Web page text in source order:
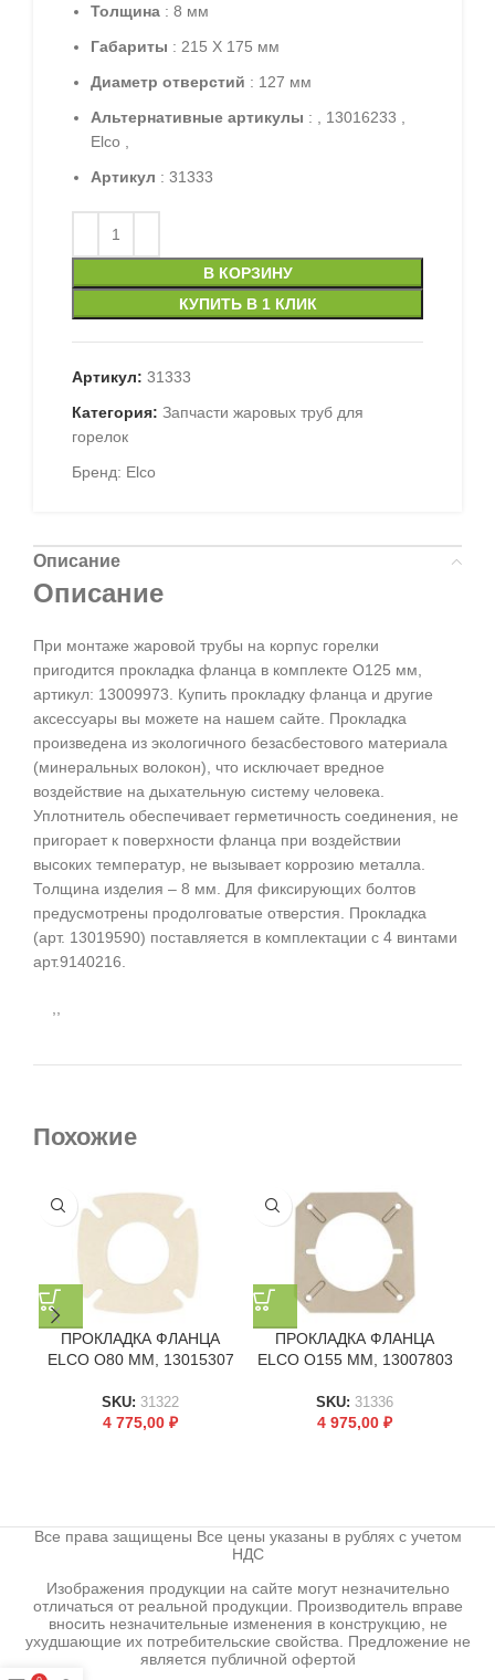
Толщина : 8 мм
Габариты : 215 X 175 мм
Диаметр отверстий : 127 мм
Альтернативные артикулы : , 13016233 ,
Elco ,
Артикул : 31333
В КОРЗИНУ
КУПИТЬ В 1 КЛИК
Артикул: 31333
Категория: Запчасти жаровых труб для
горелок
Бренд: Elco
Описание
Описание
При монтаже жаровой трубы на корпус горелки
пригодится прокладка фланца в комплекте O125 мм,
артикул: 13009973. Купить прокладку фланца и другие
аксессуары вы можете на нашем сайте. Прокладка
произведена из экологичного безасбестового материала
(минеральных волокон), что исключает вредное
воздействие на дыхательную систему человека.
Уплотнитель обеспечивает герметичность соединения, не
пригорает к поверхности фланца при воздействии
высоких температур, не вызывает коррозию металла.
Толщина изделия – 8 мм. Для фиксирующих болтов
предусмотрены продолговатые отверстия. Прокладка
(арт. 13019590) поставляется в комплектации с 4 винтами
арт.9140216.
Похожие
ПРОКЛАДКА ФЛАНЦА
ELCO O80 ММ, 13015307
SKU: 31322
4 775,00 ₽
ПРОКЛАДКА ФЛАНЦА
ELCO O155 ММ, 13007803
SKU: 31336
4 975,00 ₽
Все права защищены Все цены указаны в рублях с учетом
НДС
Изображения продукции на сайте могут незначительно
отличаться от реальной продукции. Производитель вправе
вносить незначительные изменения в конструкцию, не
ухудшающие их потребительские свойства. Предложение не
является публичной офертой